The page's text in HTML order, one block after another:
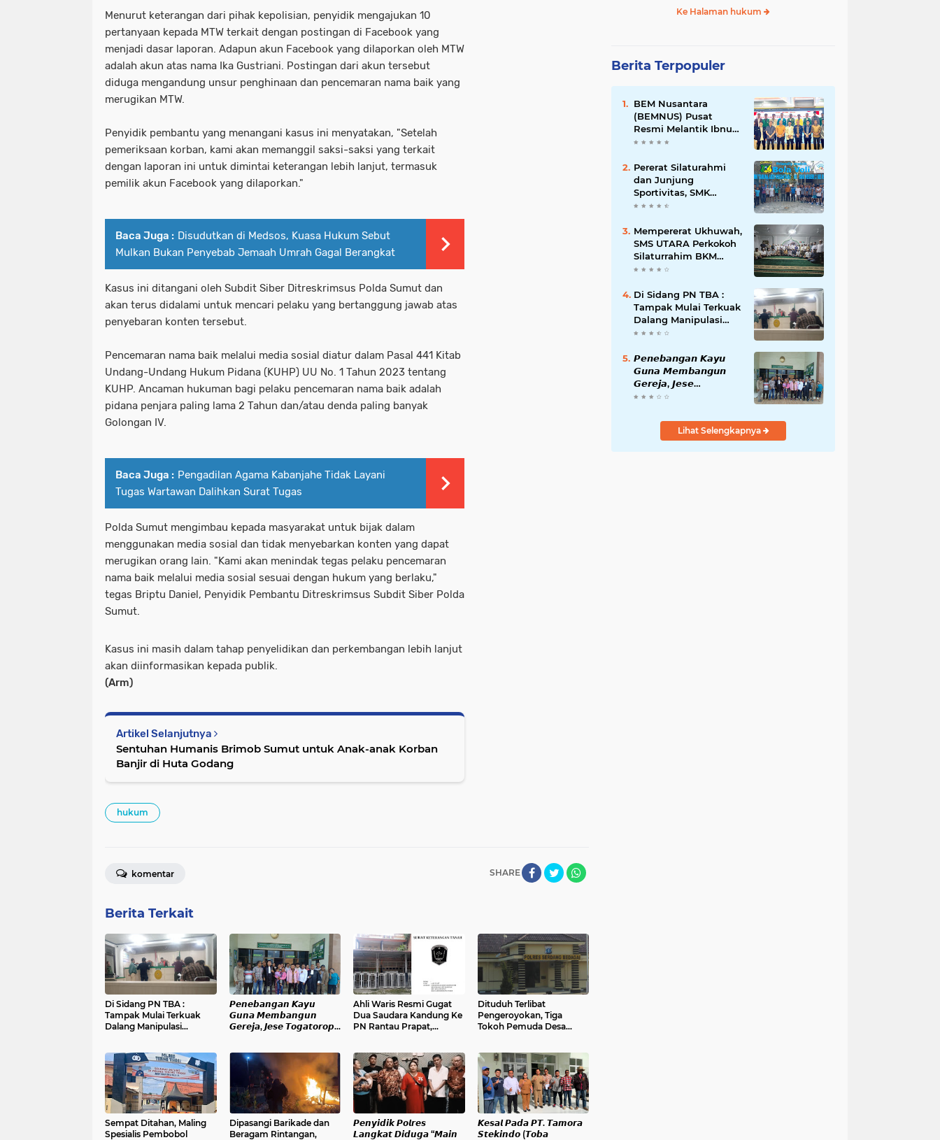
Menurut keterangan dari pihak kepolisian, penyidik mengajukan 10
pertanyaan kepada MTW terkait dengan postingan di Facebook yang
menjadi dasar laporan. Adapun akun Facebook yang dilaporkan oleh MTW
adalah akun atas nama Ika Gustriani. Postingan dari akun tersebut
diduga mengandung unsur penghinaan dan pencemaran nama baik yang
merugikan MTW.
Penyidik pembantu yang menangani kasus ini menyatakan, "Setelah
pemeriksaan korban, kami akan memanggil saksi-saksi yang terkait
dengan laporan ini untuk dimintai keterangan lebih lanjut, termasuk
pemilik akun Facebook yang dilaporkan."
Baca Juga : Disudutkan di Medsos, Kuasa Hukum Sebut
Mulkan Bukan Penyebab Jemaah Umrah Gagal Berangkat
Kasus ini ditangani oleh Subdit Siber Ditreskrimsus Polda Sumut dan
akan terus didalami untuk mencari pelaku yang bertanggung jawab atas
penyebaran konten tersebut.
Pencemaran nama baik melalui media sosial diatur dalam Pasal 441 Kitab
Undang-Undang Hukum Pidana (KUHP) UU No. 1 Tahun 2023 tentang
KUHP. Ancaman hukuman bagi pelaku pencemaran nama baik adalah
pidana penjara paling lama 2 Tahun dan/atau denda paling banyak
Golongan IV.
Baca Juga : Pengadilan Agama Kabanjahe Tidak Layani
Tugas Wartawan Dalihkan Surat Tugas
Polda Sumut mengimbau kepada masyarakat untuk bijak dalam
menggunakan media sosial dan tidak menyebarkan konten yang dapat
merugikan orang lain. "Kami akan menindak tegas pelaku pencemaran
nama baik melalui media sosial sesuai dengan hukum yang berlaku,"
tegas Briptu Daniel, Penyidik Pembantu Ditreskrimsus Subdit Siber Polda
Sumut.
Kasus ini masih dalam tahap penyelidikan dan perkembangan lebih lanjut
akan diinformasikan kepada publik.
(Arm)
Artikel Selanjutnya
Sentuhan Humanis Brimob Sumut untuk Anak-anak Korban
Banjir di Huta Godang
hukum
SHARE
komentar
Berita Terkait
Di Sidang PN TBA :
Tampak Mulai Terkuak
Dalang Manipulasi
𝙋𝙚𝙣𝙚𝙗𝙖𝙣𝙜𝙖𝙣 𝙆𝙖𝙮𝙪
𝙂𝙪𝙣𝙖 𝙈𝙚𝙢𝙗𝙖𝙣𝙜𝙪𝙣
𝙂𝙚𝙧𝙚𝙟𝙖, 𝙅𝙚𝙨𝙚 𝙏𝙤𝙜𝙖𝙩𝙤𝙧𝙤𝙥
Ahli Waris Resmi Gugat
Dua Saudara Kandung Ke
PN Rantau Prapat,
Bulan
Dituduh Terlibat
Pengeroyokan, Tiga
Tokoh Pemuda Desa
Serdang Bedagai
Sempat Ditahan, Maling
Spesialis Pembobol
Dipasangi Barikade dan
Beragam Rintangan,
𝙋𝙚𝙣𝙮𝙞𝙙𝙞𝙠 𝙋𝙤𝙡𝙧𝙚𝙨
𝙇𝙖𝙣𝙜𝙠𝙖𝙩 𝘿𝙞𝙙𝙪𝙜𝙖 “𝙈𝙖𝙞𝙣
𝙆𝙚𝙨𝙖𝙡 𝙋𝙖𝙙𝙖 𝙋𝙏. 𝙏𝙖𝙢𝙤𝙧𝙖
𝙎𝙩𝙚𝙠𝙞𝙣𝙙𝙤 (𝙏𝙤𝙗𝙖
Ke Halaman hukum
Berita Terpopuler
BEM Nusantara
(BEMNUS) Pusat
Resmi Melantik Ibnu
Al Kautsar Harahap
(Korbid) BEMNUS
Periode 2024/2025
Pererat Silaturahmi
dan Junjung
Sportivitas, SMK
Taruna Abdi
Persahabatan Bola Voli
Putra
Mempererat Ukhuwah,
SMS UTARA Perkokoh
Silaturrahim BKM
Sekecamatan
Utara di Masjid Al-
Ikhlas Kayuombun
Di Sidang PN TBA :
Tampak Mulai Terkuak
Dalang Manipulasi
Sengketa Lahan Di
𝙋𝙚𝙣𝙚𝙗𝙖𝙣𝙜𝙖𝙣 𝙆𝙖𝙮𝙪
𝙂𝙪𝙣𝙖 𝙈𝙚𝙢𝙗𝙖𝙣𝙜𝙪𝙣
𝙂𝙚𝙧𝙚𝙟𝙖, 𝙅𝙚𝙨𝙚
𝙏𝙤𝙜𝙖𝙩𝙤𝙧𝙤𝙥 𝙅𝙖𝙡𝙖𝙣𝙞
𝙆𝙖𝙗𝙖𝙣𝙟𝙖𝙝𝙚
Lihat Selengkapnya